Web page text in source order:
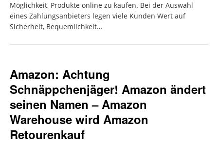
Möglichkeit, Produkte online zu kaufen. Bei der Auswahl
eines Zahlungsanbieters legen viele Kunden Wert auf
Sicherheit, Bequemlichkeit…
Amazon: Achtung
Schnäppchenjäger! Amazon ändert
seinen Namen – Amazon
Warehouse wird Amazon
Retourenkauf